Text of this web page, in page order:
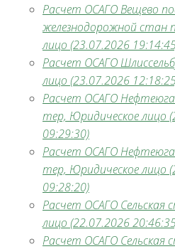
Расчет ОСАГО Вещево
железнодорожной стан
лицо (23.07.2026
Расчет ОСАГО
лицо (23.07.2026
Расчет ОСАГО
тер, Юридическое лицо
09:29:30)
Расчет ОСАГО
тер, Юридическое лицо
09:28:20)
Расчет ОСАГО Сельская
лицо (22.07.2026
Расчет ОСАГО Сельская